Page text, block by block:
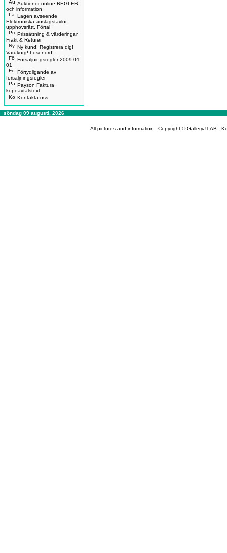
Auktioner online REGLER
och information
Lagen avseende
Elektroniska anslagstavlor
upphovsrätt. Förtal
Prissättning & värderingar
Frakt & Returer
Ny kund! Registrera dig!
Varukorg! Lösenord!
Försäljningsregler 2009 01
01
Förtydligande av
försäljningsregler
Payson Faktura
köpeavtalstext
Kontakta oss
söndag 09 augusti, 2026
All pictures and information - Copyright © GalleryJT AB -